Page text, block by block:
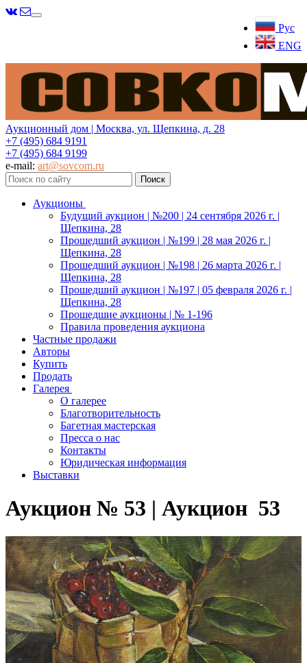
Рус
ENG
Меню
Аукционный дом | Москва, ул. Щепкина, д. 28
+7 (495) 684 9191
+7 (495) 684 9199
e-mail: art@sovcom.ru
Аукционы
Будущий аукцион | №200 | 24 сентября 2026 г. |
Щепкина, 28
Прошедший аукцион | №199 | 28 мая 2026 г. |
Щепкина, 28
Прошедший аукцион | №198 | 26 марта 2026 г. |
Щепкина, 28
Прошедший аукцион | №197 | 05 февраля 2026 г. |
Щепкина, 28
Прошедшие аукционы | № 1-196
Правила проведения аукциона
Частные продажи
Авторы
Купить
Продать
Галерея
О галерее
Благотворительность
Багетная мастерская
Пресса о нас
Контакты
Юридическая информация
Выставки
Аукцион № 53 | Аукцион 53